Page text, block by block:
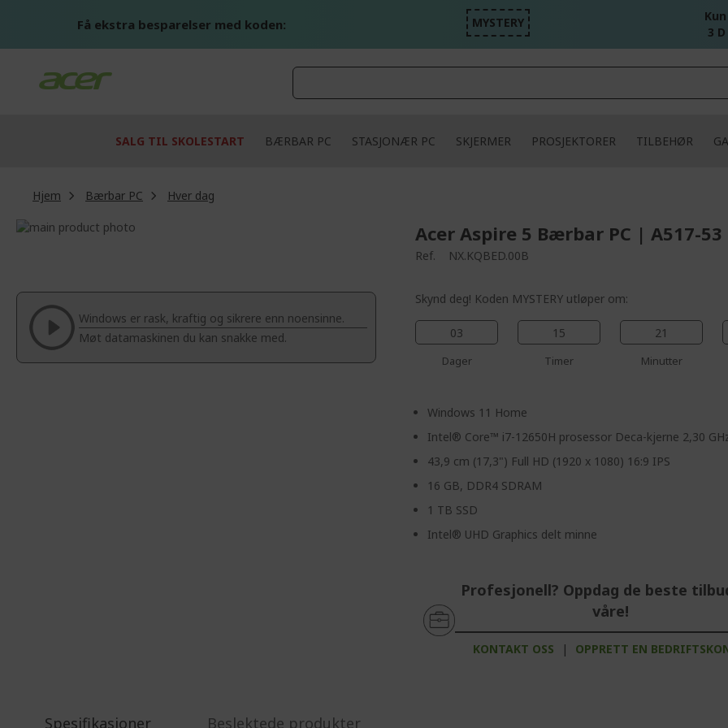
Få ekstra besparelser med koden: MYSTERY
3
SALG TIL SKOLESTART BÆRBAR PC STASJONÆR PC SKJERMER PROSJEKTORER TILBEHØR
Hjem Bærbar PC
Hver dag
Skip
of
images
gallery
beginning
the
images
gallery
Windows er rask, kraftig og sikrere enn noensinne.
Møt datamaskinen du kan snakke med.
Acer Aspire 5 Bærbar PC | A517-
Ref. NX.KQBED.00B
Skynd deg! Koden MYSTERY utløper om:
03
Dager
15
Timer
21
Minutter
Windows 11 Home
Intel® Core™ i7-12650H prosessor Deca-kjerne 2,30
43,9 cm (17,3") Full HD (1920 x 1080) 16:9 IPS
16 GB, DDR4 SDRAM
1 TB SSD
Intel® UHD Graphics delt minne
Profesjonell? Oppdag de beste
våre!
KONTAKT OSS | OPPRETT EN
Spesifikasjoner Beslektede produkter